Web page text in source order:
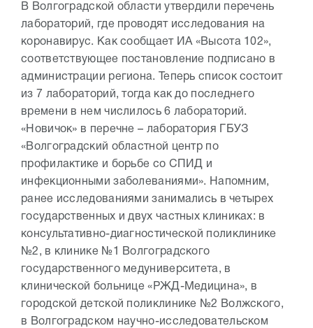
В Волгоградской области утвердили перечень
лабораторий, где проводят исследования на
коронавирус. Как сообщает ИА «Высота 102»,
соответствующее постановление подписано в
администрации региона. Теперь список состоит
из 7 лабораторий, тогда как до последнего
времени в нем числилось 6 лабораторий.
«Новичок» в перечне – лаборатория ГБУЗ
«Волгоградский областной центр по
профилактике и борьбе со СПИД и
инфекционными заболеваниями». Напомним,
ранее исследованиями занимались в четырех
государственных и двух частных клиниках: в
консультативно-диагностической поликлинике
№2, в клинике №1 Волгоградского
государственного медуниверситета, в
клинической больнице «РЖД-Медицина», в
городской детской поликлинике №2 Волжского,
в Волгоградском научно-исследовательском